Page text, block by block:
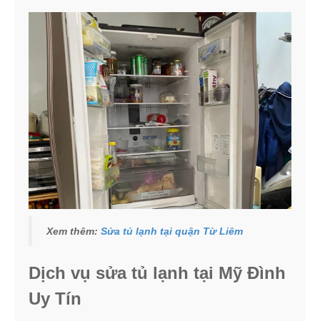
Xem thêm: Sửa tủ lạnh tại quận Từ Liêm
Dịch vụ sửa tủ lạnh tại Mỹ Đình
Uy Tín